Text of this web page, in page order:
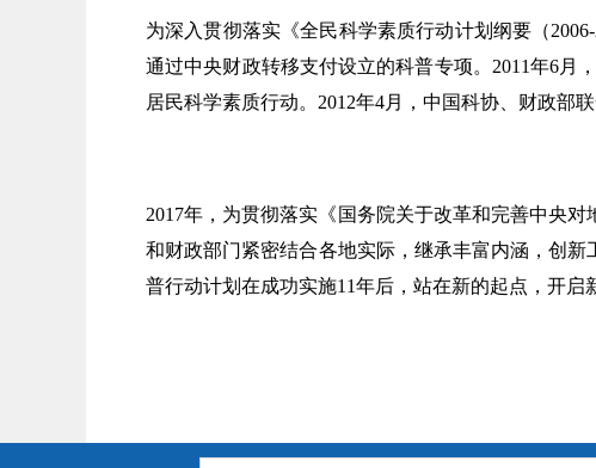
为深入贯彻落实《全民科学素质行动计划纲要（
通过中央财政转移支付设立的科普专项。2011年6月
居民科学素质行动。2012年4月，中国科协、财政部
2017年，为贯彻落实《国务院关于改革和完善中央
和财政部门紧密结合各地实际，继承丰富内涵，创
普行动计划在成功实施11年后，站在新的起点，开启